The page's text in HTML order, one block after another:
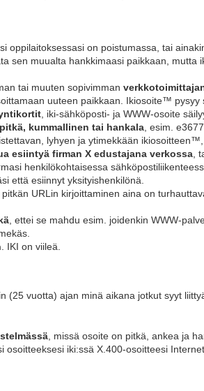
oppilaitoksessasi on poistumassa, tai
sen muualta hankkimaasi paikkaan,
tai muuten sopivimman
uuteen paikkaan. Ikiosoite™ pysyy
, iki-sähköposti- ja WWW-osoite
pitkä, kummallinen tai hankala , esim.
lyhyen ja ytimekkään
esiintyä firman X edustajana verkossa ,
henkilökohtaisessa
että esiinnyt yksityishenkilönä.
pitkän URLin kirjoittaminen aina on
, ettei se mahdu esim. joidenkin WWW-
. IKI on viileä.
(25 vuotta) ajan minä aikana jotkut syyt
, missä osoite on pitkä, ankea ja
osoitteeksesi iki:ssä X.400-osoitteesi